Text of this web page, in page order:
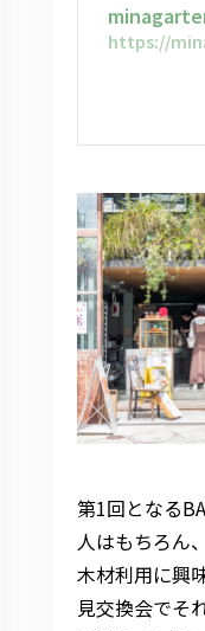
https://
第1回となる
人はもちろん
木材利用に興
見交換会でそ